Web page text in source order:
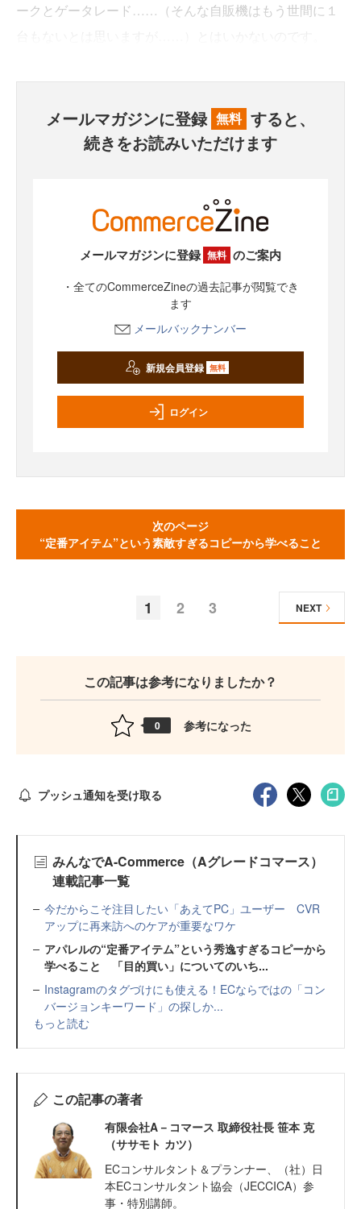
ークとゲータレード……（そんな自販機はもう世間に１
メールマガジンに登録 無料 すると、
続きをお読みいただけます
メールマガジンに登録 無料 のご案内
・全てのCommerceZineの過去記事が閲覧でき
ます
メールバックナンバー
新規会員登録 無料
ログイン
次のページ
“定番アイテム”という素敵すぎるコピーから学べること
1 2 3 NEXT
この記事は参考になりましたか？
0 参考になった
プッシュ通知を受け取る
みんなでA-Commerce（Aグレードコマース）
連載記事一覧
今だからこそ注目したい「あえてPC」ユーザー CVR
アップに再来訪へのケアが重要なワケ
アパレルの“定番アイテム”という秀逸すぎるコピーから
学べること 「目的買い」についてのいち...
Instagramのタグづけにも使える！ECならではの「コン
バージョンキーワード」の探しか...
もっと読む
この記事の著者
有限会社A－コマース 取締役社長 笹本 克
（ササモト カツ）
ECコンサルタント＆プランナー、（社）日
本ECコンサルタント協会（JECCICA）参
事・特別講師。